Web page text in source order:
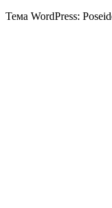
Тема WordPress: